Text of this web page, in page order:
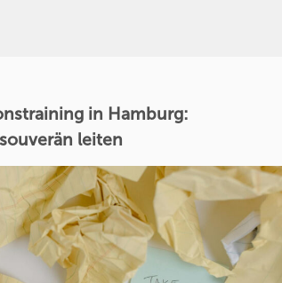
in Hamburg:
leiten